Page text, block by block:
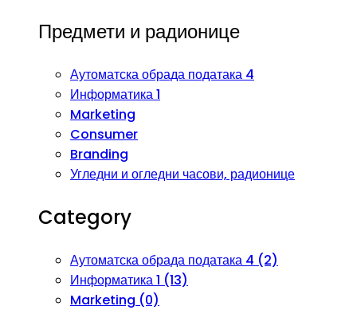
Предмети и радионице
Аутоматска обрада података 4
Информатика 1
Marketing
Consumer
Branding
Угледни и огледни часови, радионице
Category
Аутоматска обрада података 4 (2)
Информатика 1 (13)
Marketing (0)